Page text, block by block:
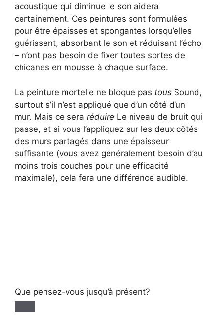
acoustique qui diminue le son aidera
certainement. Ces peintures sont formulées
pour être épaisses et spongantes lorsqu’elles
guérissent, absorbant le son et réduisant l’écho
– n’ont pas besoin de fixer toutes sortes de
chicanes en mousse à chaque surface.
La peinture mortelle ne bloque pas tous Sound,
surtout s’il n’est appliqué que d’un côté d’un
mur. Mais ce sera réduire Le niveau de bruit qui
passe, et si vous l’appliquez sur les deux côtés
des murs partagés dans une épaisseur
suffisante (vous avez généralement besoin d’au
moins trois couches pour une efficacité
maximale), cela fera une différence audible.
Que pensez-vous jusqu’à présent?